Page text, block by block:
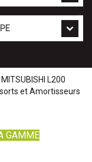
L200
et Amortisseurs
GAMME